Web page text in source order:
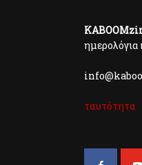
ημερολόγια
ταυτότητα